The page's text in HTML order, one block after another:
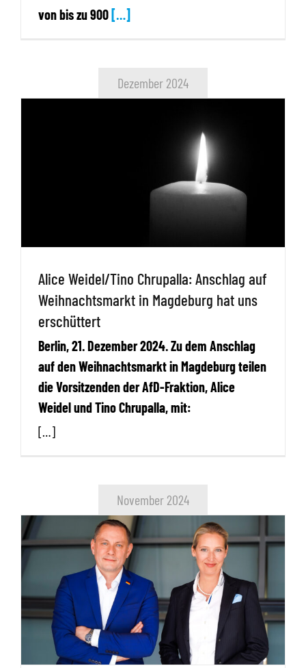
von bis zu 900 […]
Dezember 2024
Alice Weidel/Tino Chrupalla: Anschlag auf
Weihnachtsmarkt in Magdeburg hat uns
erschüttert
Berlin, 21. Dezember 2024. Zu dem Anschlag
auf den Weihnachtsmarkt in Magdeburg teilen
die Vorsitzenden der AfD-Fraktion, Alice
Weidel und Tino Chrupalla, mit:
[…]
November 2024